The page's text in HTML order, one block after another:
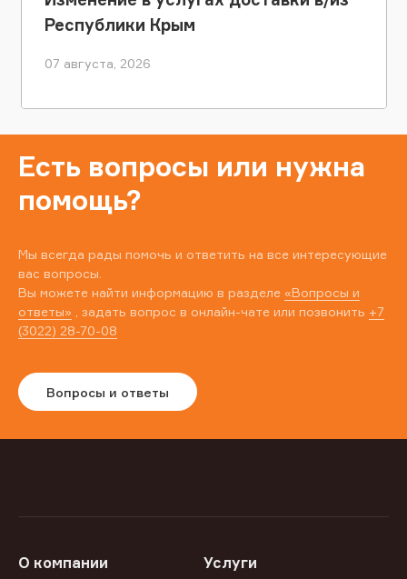
Республики Крым
07 августа, 2026
Есть вопросы или нужна
помощь?
Мы всегда рады помочь и ответить на все интересующие
вас вопросы.
Вы можете найти информацию в разделе «Вопросы и
ответы» , задать вопрос в онлайн-чате или позвонить +7
(3022) 28-70-08
Вопросы и ответы
О компании Услуги